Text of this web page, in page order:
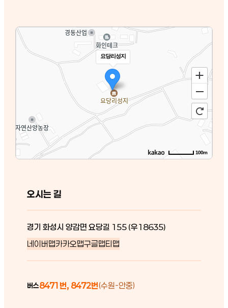
요당리성지
100m
오시는 길
경기 화성시 양감면 요당길 155 (우18635)
네이버맵카카오맵구글맵티맵
버스8471번, 8472번(수원-안중)